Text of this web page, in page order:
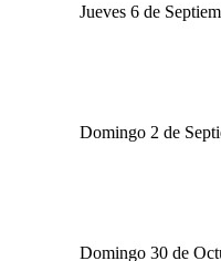
Jueves 6 de
Domingo 2 de
Domingo 30 de